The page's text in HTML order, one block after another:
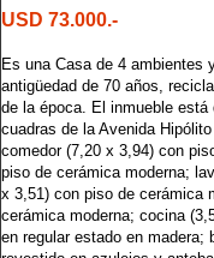
USD 73.000.-
Es una Casa de 4 ambientes
antigüedad de 70 años,
de la época. El inmueble
cuadras de la Avenida
comedor (7,20 x 3,94) con
piso de cerámica moderna;
x 3,51) con piso de cerámica
cerámica moderna; cocina
en regular estado en madera;